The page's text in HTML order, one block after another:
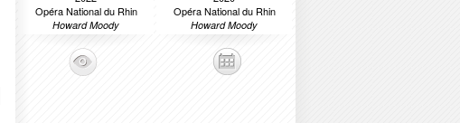
Opéra National du Rhin
Howard Moody
Opéra National du Rhin
Howard Moody